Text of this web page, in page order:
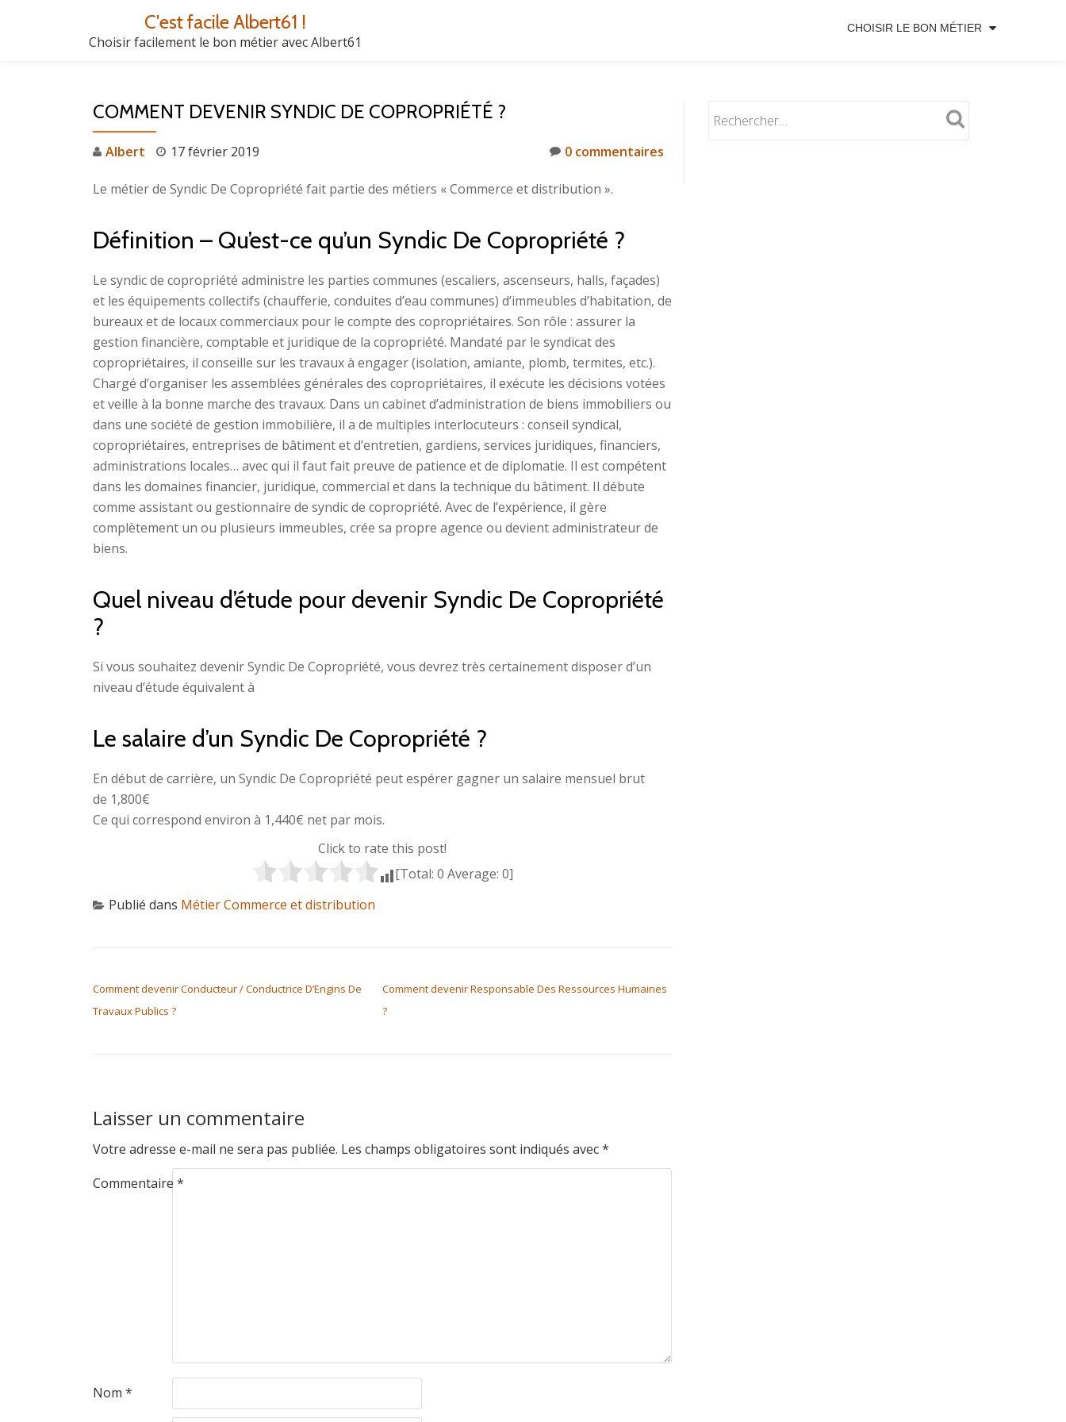
C'est facile Albert61 !
Choisir facilement le bon métier avec Albert61
CHOISIR LE BON MÉTIER
COMMENT DEVENIR SYNDIC DE COPROPRIÉTÉ ?
Albert 17 février 2019 0 commentaires
Le métier de Syndic De Copropriété fait partie des métiers « Commerce et distribution ».
Définition – Qu’est-ce qu’un Syndic De Copropriété ?
Le syndic de copropriété administre les parties communes (escaliers, ascenseurs, halls, façades)
et les équipements collectifs (chaufferie, conduites d’eau communes) d’immeubles d’habitation, de
bureaux et de locaux commerciaux pour le compte des copropriétaires. Son rôle : assurer la
gestion financière, comptable et juridique de la copropriété. Mandaté par le syndicat des
copropriétaires, il conseille sur les travaux à engager (isolation, amiante, plomb, termites, etc.).
Chargé d’organiser les assemblées générales des copropriétaires, il exécute les décisions votées
et veille à la bonne marche des travaux. Dans un cabinet d’administration de biens immobiliers ou
dans une société de gestion immobilière, il a de multiples interlocuteurs : conseil syndical,
copropriétaires, entreprises de bâtiment et d’entretien, gardiens, services juridiques, financiers,
administrations locales… avec qui il faut fait preuve de patience et de diplomatie. Il est compétent
dans les domaines financier, juridique, commercial et dans la technique du bâtiment. Il débute
comme assistant ou gestionnaire de syndic de copropriété. Avec de l’expérience, il gère
complètement un ou plusieurs immeubles, crée sa propre agence ou devient administrateur de
biens.
Quel niveau d’étude pour devenir Syndic De Copropriété
?
Si vous souhaitez devenir Syndic De Copropriété, vous devrez très certainement disposer d’un
niveau d’étude équivalent à
Le salaire d’un Syndic De Copropriété ?
En début de carrière, un Syndic De Copropriété peut espérer gagner un salaire mensuel brut
de 1,800€
Ce qui correspond environ à 1,440€ net par mois.
Click to rate this post!
[Total: 0 Average: 0]
Publié dans Métier Commerce et distribution
Comment devenir Conducteur / Conductrice D’Engins De
Travaux Publics ?
Comment devenir Responsable Des Ressources Humaines
?
Laisser un commentaire
Votre adresse e-mail ne sera pas publiée. Les champs obligatoires sont indiqués avec*
Commentaire *
Nom *